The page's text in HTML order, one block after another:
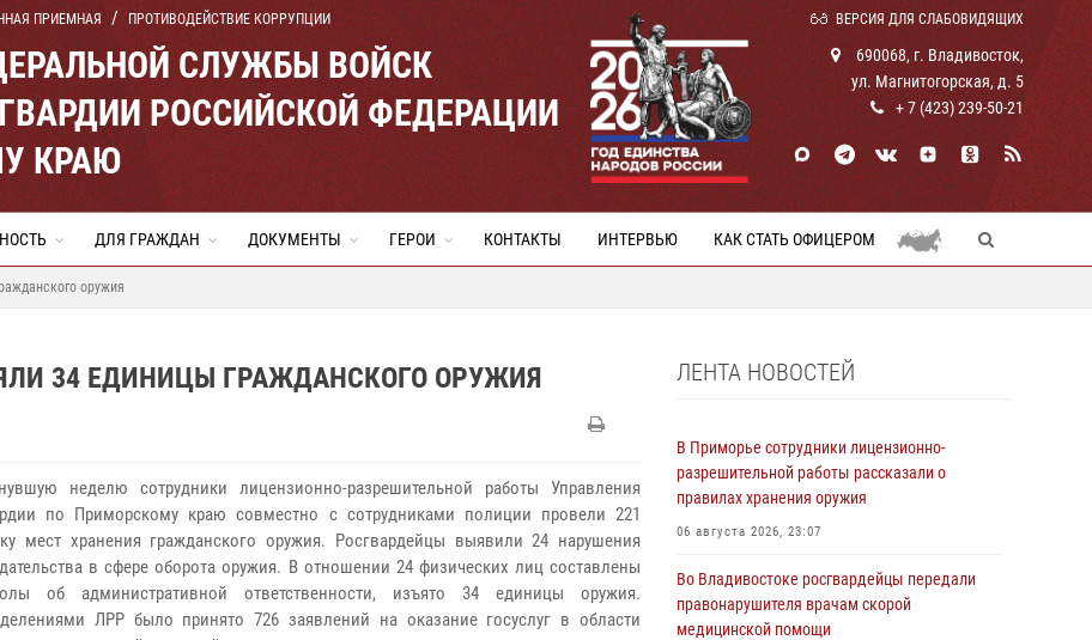
ПРИЕМНАЯ ПРОТИВОДЕЙСТВИЕ КОРРУПЦИИ ВЕРСИЯ ДЛЯ СЛАБОВИДЯЩИХ
СЛУЖБЫ ВОЙСК
РОССИЙСКОЙ ФЕДЕРАЦИИ
КРАЮ
690068, г. Владивосток,
ул. Магнитогорская, д. 5
+ 7 (423) 239-50-21
ДЛЯ ГРАЖДАН ДОКУМЕНТЫ ГЕРОИ КОНТАКТЫ ИНТЕРВЬЮ КАК СТАТЬ ОФИЦЕРОМ
оружия
34 ЕДИНИЦЫ ГРАЖДАНСКОГО ОРУЖИЯ
неделю сотрудники лицензионно-разрешительной работы Управления
по Приморскому краю совместно с сотрудниками полиции провели 221
мест хранения гражданского оружия. Росгвардейцы выявили 24 нарушения
в сфере оборота оружия. В отношении 24 физических лиц составлены
об административной ответственности, изъято 34 единицы оружия.
ЛРР было принято 726 заявлений на оказание госуслуг в области
ЛЕНТА НОВОСТЕЙ
В Приморье сотрудники лицензионно-
разрешительной работы рассказали о
правилах хранения оружия
06 августа 2026, 23:07
Во Владивостоке росгвардейцы передали
правонарушителя врачам скорой
медицинской помощи